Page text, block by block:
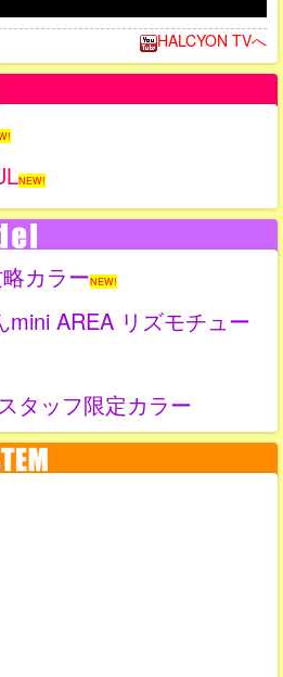
HALCYON TVへ
NEW!
カラーNEW!
mini AREA リズモチュー
タッフ限定カラー